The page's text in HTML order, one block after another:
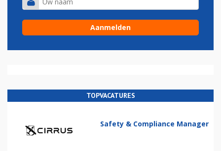
TOPVACATURES
Safety & Compliance Manager